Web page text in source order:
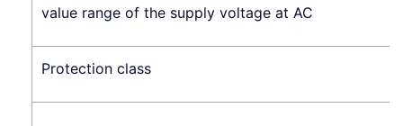
value range of the supply voltage at AC
Protection class